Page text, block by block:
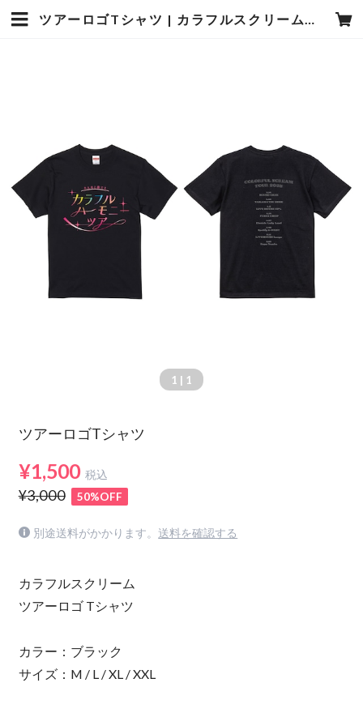
ツアーロゴTシャツ | カラフルスクリーム【公式】
1 | 1
ツアーロゴTシャツ
¥1,500 税込
¥3,000 50%OFF
別途送料がかかります。 送料を確認する
カラフルスクリーム
ツアーロゴ Tシャツ
カラー：ブラック
サイズ：M / L / XL / XXL